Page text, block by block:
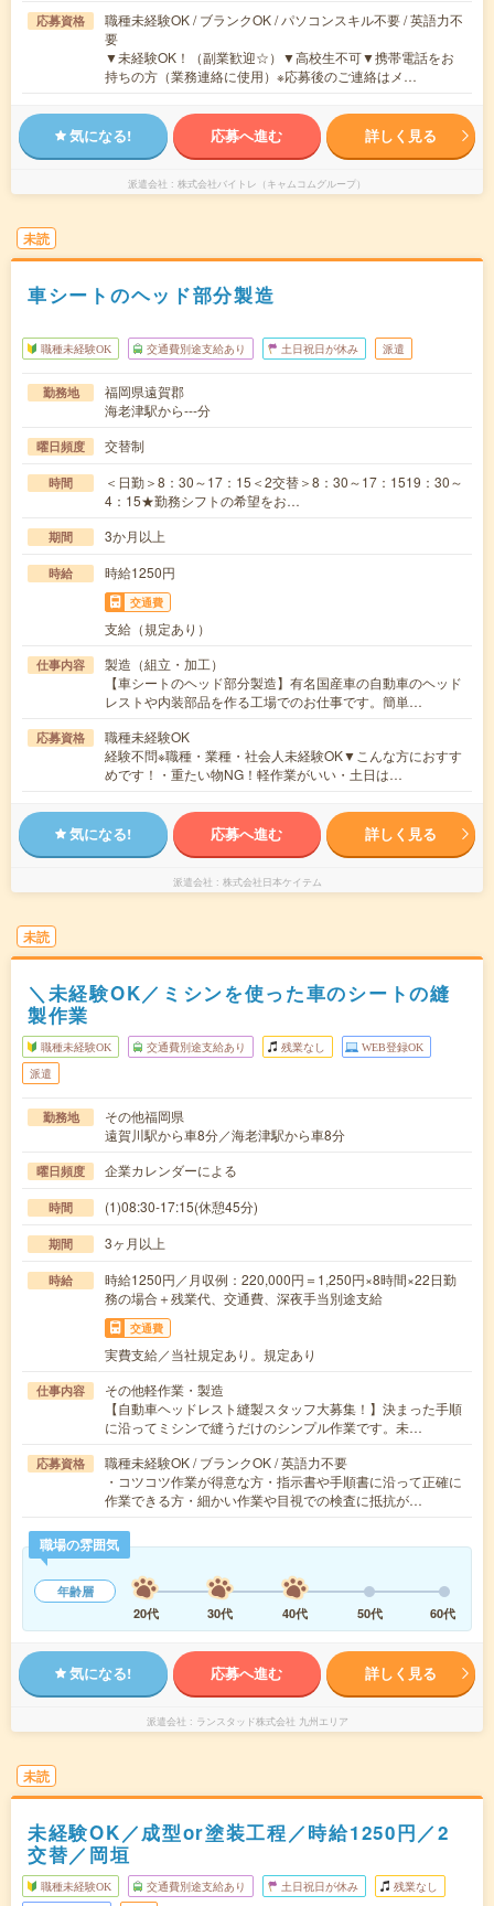
応募資格
職種未経験OK / ブランクOK / パソコンスキル不要 / 英語力不
要
▼未経験OK！（副業歓迎☆）▼高校生不可▼携帯電話をお
持ちの方（業務連絡に使用）※応募後のご連絡はメ…
気になる! 応募へ進む 詳しく見る
派遣会社 株式会社バイトレ（キャムコムグループ）
未読
車シートのヘッド部分製造
職種未経験OK 交通費別途支給あり 土日祝日が休み 派遣
勤務地
福岡県遠賀郡
海老津駅から---分
曜日頻度 交替制
時間
＜日勤＞8：30～17：15＜2交替＞8：30～17：1519：30～
4：15★勤務シフトの希望をお…
期間 3か月以上
時給 時給1250円
交通費
支給（規定あり）
仕事内容
製造（組立・加工）
【車シートのヘッド部分製造】有名国産車の自動車のヘッド
レストや内装部品を作る工場でのお仕事です。簡単…
応募資格
職種未経験OK
経験不問※職種・業種・社会人未経験OK▼こんな方におすす
めです！・重たい物NG！軽作業がいい・土日は…
気になる! 応募へ進む 詳しく見る
派遣会社 株式会社日本ケイテム
未読
＼未経験OK／ミシンを使った車のシートの縫
製作業
職種未経験OK 交通費別途支給あり 残業なし WEB登録OK
派遣
勤務地
その他福岡県
遠賀川駅から車8分／海老津駅から車8分
曜日頻度 企業カレンダーによる
時間 (1)08:30-17:15(休憩45分)
期間 3ヶ月以上
時給
時給1250円／月収例：220,000円＝1,250円×8時間×22日勤
務の場合＋残業代、交通費、深夜手当別途支給
交通費
実費支給／当社規定あり。規定あり
仕事内容
その他軽作業・製造
【自動車ヘッドレスト縫製スタッフ大募集！】決まった手順
に沿ってミシンで縫うだけのシンプル作業です。未…
応募資格
職種未経験OK / ブランクOK / 英語力不要
・コツコツ作業が得意な方・指示書や手順書に沿って正確に
作業できる方・細かい作業や目視での検査に抵抗が…
職場の雰囲気
年齢層
20代
30代 40代 50代 60代
気になる! 応募へ進む 詳しく見る
派遣会社 ランスタッド株式会社 九州エリア
未読
未経験OK／成型or塗装工程／時給1250円／2
交替／岡垣
職種未経験OK 交通費別途支給あり 土日祝日が休み 残業なし